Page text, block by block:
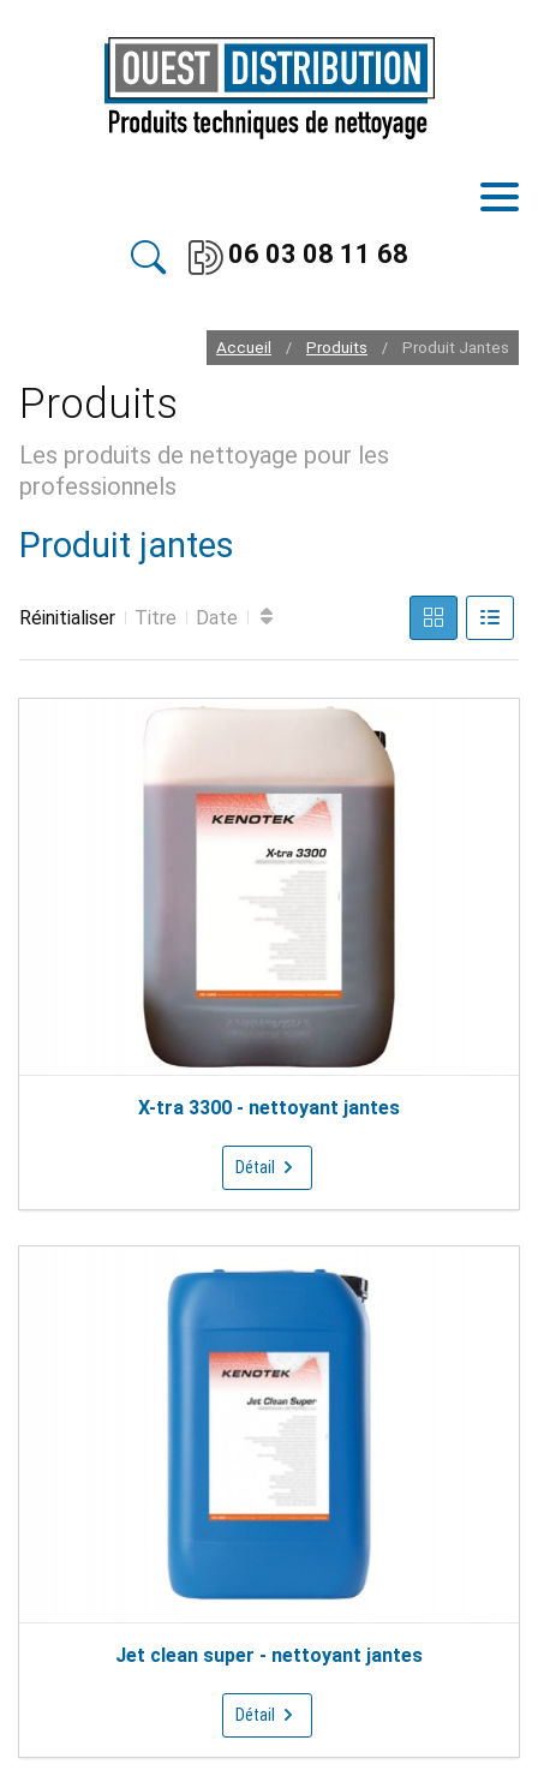
06 03 08 11 68
Accueil / Produits / Produit Jantes
Produits
Les produits de nettoyage pour les
professionnels
Produit jantes
Réinitialiser Titre Date
X-tra 3300 - nettoyant jantes
Détail
Jet clean super - nettoyant jantes
Détail